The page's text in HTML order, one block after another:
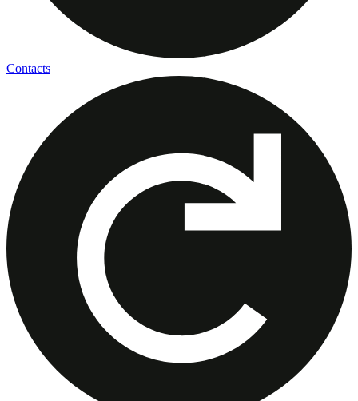
Contacts